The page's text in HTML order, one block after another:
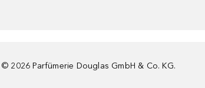
© 2026 Parfümerie Douglas GmbH & Co. KG.